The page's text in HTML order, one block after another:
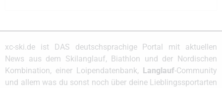
xc-ski.de ist DAS deutschsprachige Portal mit aktuellen
News aus dem Skilanglauf, Biathlon und der Nordischen
Kombination, einer Loipendatenbank,
Langlauf-Community
und allem was du sonst noch über deine Lieblingssportarten